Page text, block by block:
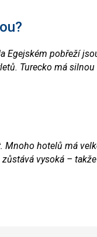
Egejském pobřeží
Turecko má silnou
. Mnoho hotelů má
vysoká – takže